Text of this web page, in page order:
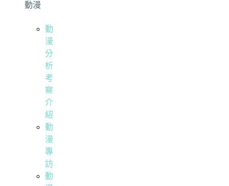
動漫
動
漫
分
析
考
察
介
紹
動
漫
專
訪
動